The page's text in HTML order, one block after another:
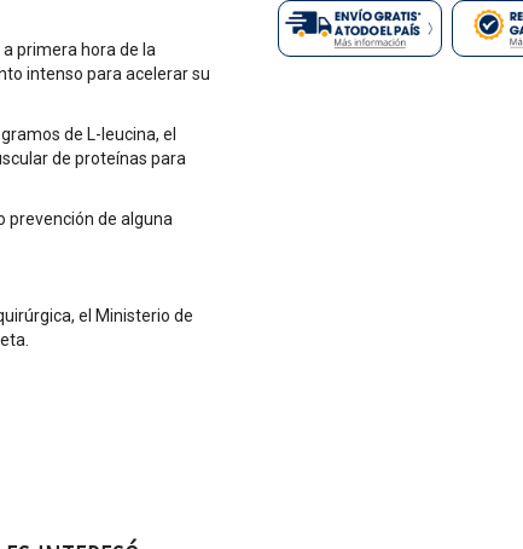
primera hora de la
intenso para acelerar su
de L-leucina, el
de proteínas para
prevención de alguna
el Ministerio de